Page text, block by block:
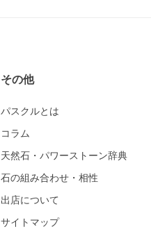
その他
パスクルとは
コラム
天然石・パワーストーン辞典
石の組み合わせ・相性
出店について
サイトマップ